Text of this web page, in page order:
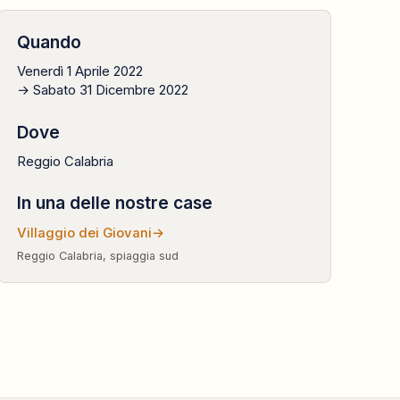
Quando
Venerdì 1 Aprile 2022
→ Sabato 31 Dicembre 2022
Dove
Reggio Calabria
In una delle nostre case
Villaggio dei Giovani→
Reggio Calabria, spiaggia sud